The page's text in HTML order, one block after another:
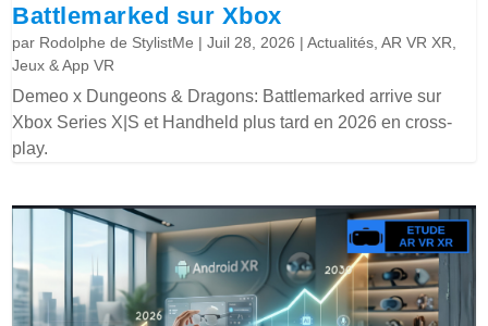
Battlemarked sur Xbox
par Rodolphe de StylistMe |Juil 28, 2026 |Actualités ,AR VR XR
Jeux & App VR
Demeo x Dungeons & Dragons: Battlemarked arrive sur
Xbox Series X|S et Handheld plus tard en 2026 en cross-
play.